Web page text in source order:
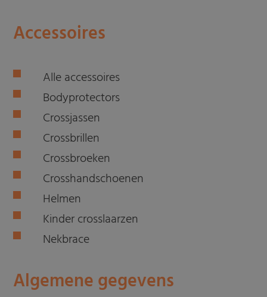
Accessoires
Alle accessoires
Bodyprotectors
Crossjassen
Crossbrillen
Crossbroeken
Crosshandschoenen
Helmen
Kinder crosslaarzen
Nekbrace
Algemene gegevens